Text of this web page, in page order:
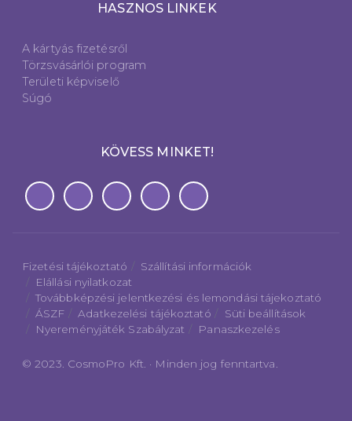
HASZNOS LINKEK
A kártyás fizetésről
Törzsvásárlói program
Területi képviselő
Súgó
KÖVESS MINKET!
Fizetési tájékoztató
Szállítási információk
Elállási nyilatkozat
Továbbképzési jelentkezési és lemondási tájekoztató
ÁSZF
Adatkezelési tájékoztató
Süti beállítások
Nyereményjáték Szabályzat
Panaszkezelés
© 2023. CosmoPro Kft. · Minden jog fenntartva.